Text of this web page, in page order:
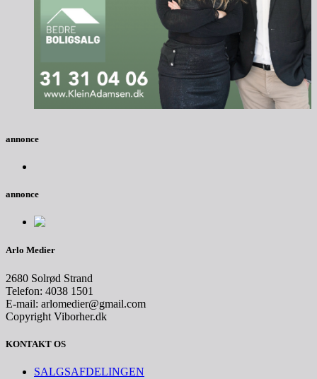
annonce
annonce
Arlo Medier
2680 Solrød Strand
Telefon: 4038 1501
E-mail: arlomedier@gmail.com
Copyright Viborher.dk
KONTAKT OS
SALGSAFDELINGEN